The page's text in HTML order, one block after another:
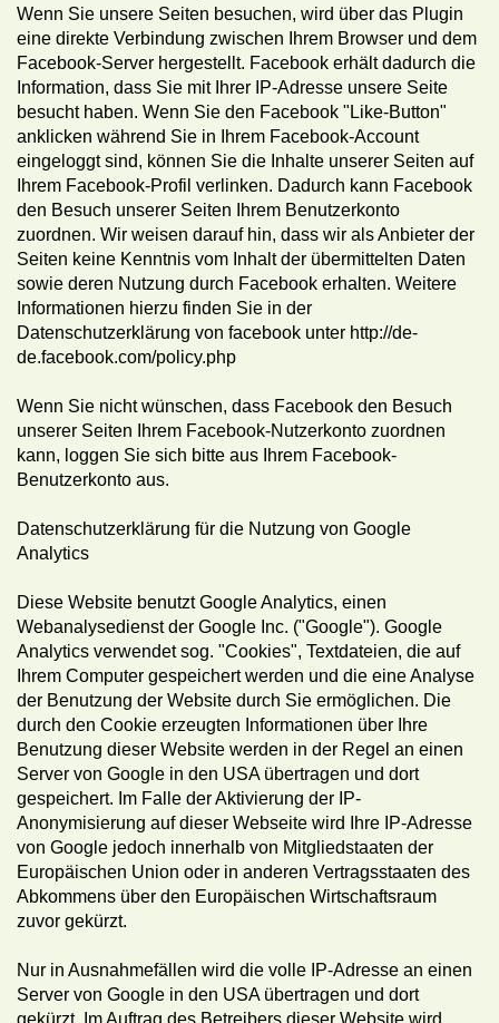
Wenn Sie unsere Seiten besuchen, wird über das Plugin
eine direkte Verbindung zwischen Ihrem Browser und dem
Facebook-Server hergestellt. Facebook erhält dadurch die
Information, dass Sie mit Ihrer IP-Adresse unsere Seite
besucht haben. Wenn Sie den Facebook "Like-Button"
anklicken während Sie in Ihrem Facebook-Account
eingeloggt sind, können Sie die Inhalte unserer Seiten auf
Ihrem Facebook-Profil verlinken. Dadurch kann Facebook
den Besuch unserer Seiten Ihrem Benutzerkonto
zuordnen. Wir weisen darauf hin, dass wir als Anbieter der
Seiten keine Kenntnis vom Inhalt der übermittelten Daten
sowie deren Nutzung durch Facebook erhalten. Weitere
Informationen hierzu finden Sie in der
Datenschutzerklärung von facebook unter http://de-
de.facebook.com/policy.php
Wenn Sie nicht wünschen, dass Facebook den Besuch
unserer Seiten Ihrem Facebook-Nutzerkonto zuordnen
kann, loggen Sie sich bitte aus Ihrem Facebook-
Benutzerkonto aus.
Datenschutzerklärung für die Nutzung von Google
Analytics
Diese Website benutzt Google Analytics, einen
Webanalysedienst der Google Inc. ("Google"). Google
Analytics verwendet sog. "Cookies", Textdateien, die auf
Ihrem Computer gespeichert werden und die eine Analyse
der Benutzung der Website durch Sie ermöglichen. Die
durch den Cookie erzeugten Informationen über Ihre
Benutzung dieser Website werden in der Regel an einen
Server von Google in den USA übertragen und dort
gespeichert. Im Falle der Aktivierung der IP-
Anonymisierung auf dieser Webseite wird Ihre IP-Adresse
von Google jedoch innerhalb von Mitgliedstaaten der
Europäischen Union oder in anderen Vertragsstaaten des
Abkommens über den Europäischen Wirtschaftsraum
zuvor gekürzt.
Nur in Ausnahmefällen wird die volle IP-Adresse an einen
Server von Google in den USA übertragen und dort
gekürzt. Im Auftrag des Betreibers dieser Website wird